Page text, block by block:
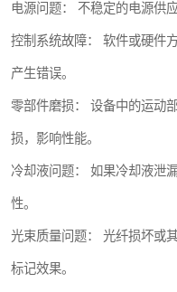
电源问题： 不稳定的电源供
控制系统故障： 软件或硬件
产生错误。
零部件磨损： 设备中的运动
损，影响性能。
冷却液问题： 如果冷却液泄
性。
光束质量问题： 光纤损坏或
标记效果。